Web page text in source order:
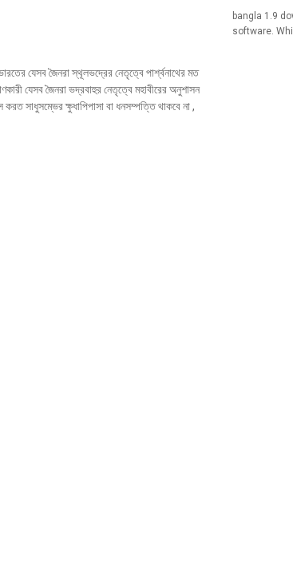
যেসব জৈনরা স্থূলভদ্রের নেতৃত্বে পার্শ্বনাথের মত
যেসব জৈনরা ভদ্রবাহুর নেতৃত্বে মহাবীরের অনুশাসন
সাধুসম্ভের ক্ষুধাপিপাসা বা ধনসম্পত্তি থাকবে না ,
bangla 1.9
software.